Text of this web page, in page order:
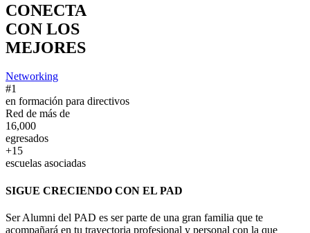
CONECTA
CON LOS
MEJORES
Networking
#1
en formación para directivos
Red de más de
16,000
egresados
+15
escuelas asociadas
SIGUE CRECIENDO CON EL PAD
Ser Alumni del PAD es ser parte de una gran familia que te
acompañará en tu trayectoria profesional y personal con la que